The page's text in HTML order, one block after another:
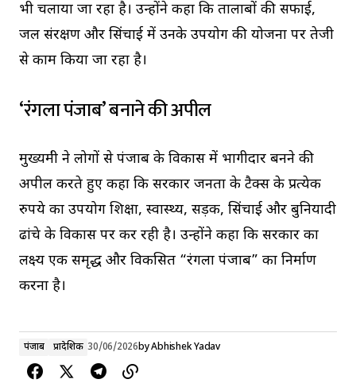
भी चलाया जा रहा है। उन्होंने कहा कि तालाबों की सफाई,
जल संरक्षण और सिंचाई में उनके उपयोग की योजना पर तेजी
से काम किया जा रहा है।
‘रंगला पंजाब’ बनाने की अपील
मुख्यमंत्री ने लोगों से पंजाब के विकास में भागीदार बनने की
अपील करते हुए कहा कि सरकार जनता के टैक्स के प्रत्येक
रुपये का उपयोग शिक्षा, स्वास्थ्य, सड़क, सिंचाई और बुनियादी
ढांचे के विकास पर कर रही है। उन्होंने कहा कि सरकार का
लक्ष्य एक समृद्ध और विकसित “रंगला पंजाब” का निर्माण
करना है।
पंजाब प्रादेशिक 30/06/2026byAbhishek Yadav